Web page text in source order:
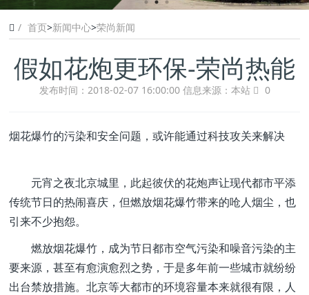
首页>新闻中心>荣尚新闻
假如花炮更环保-荣尚热能
发布时间：2018-02-07 16:00:00 信息来源：本站 0
烟花爆竹的污染和安全问题，或许能通过科技攻关来解决
元宵之夜北京城里，此起彼伏的花炮声让现代都市平添
传统节日的热闹喜庆，但燃放烟花爆竹带来的呛人烟尘，也
引来不少抱怨。
燃放烟花爆竹，成为节日都市空气污染和噪音污染的主
要来源，甚至有愈演愈烈之势，于是多年前一些城市就纷纷
出台禁放措施。北京等大都市的环境容量本来就很有限，人